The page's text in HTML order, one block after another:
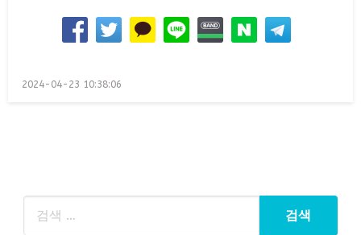
Posted
2024-04-23 10:38:06